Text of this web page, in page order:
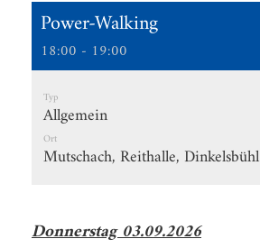
Power-Walking
18:00 - 19:00
Typ
Allgemein
Ort
Mutschach, Reithalle, Dinkelsbühl
Donnerstag 03.09.2026